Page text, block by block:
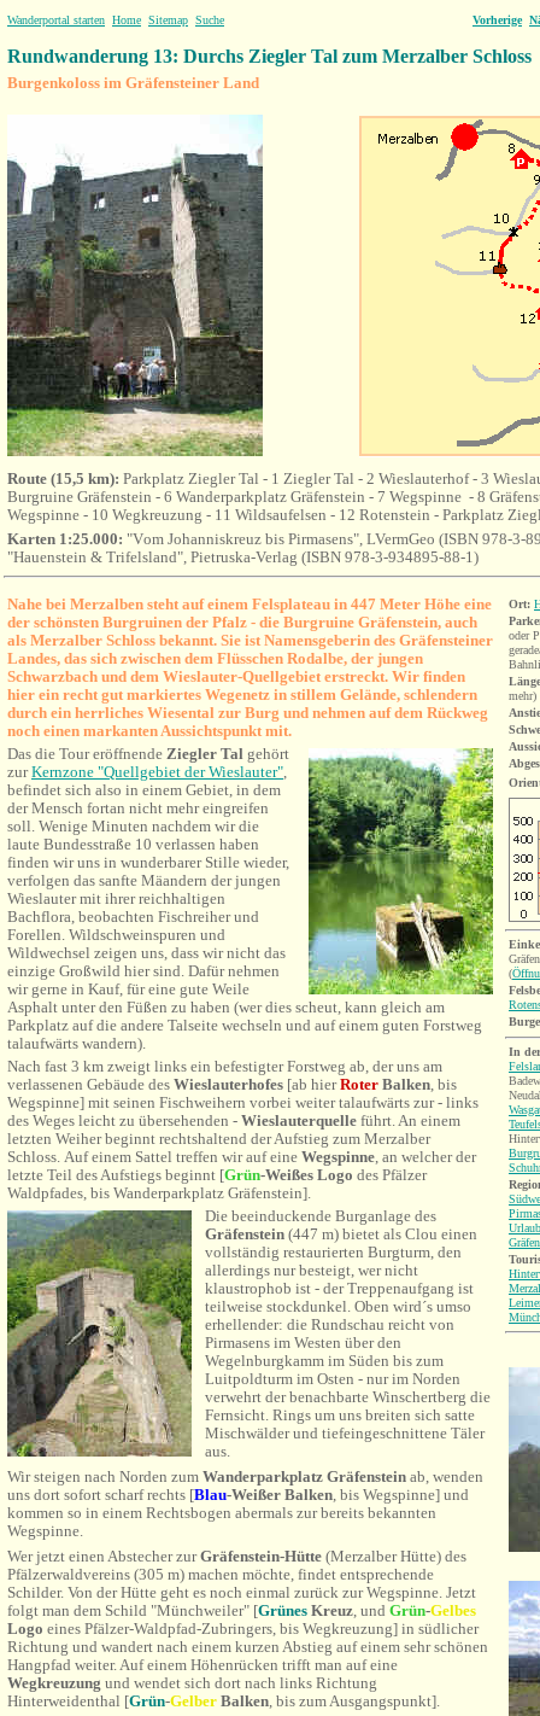
Wanderportal starten Home Sitemap Suche Vorherige
Rundwanderung 13: Durchs Ziegler Tal zum Merzalber Schloss
Burgenkoloss im Gräfensteiner Land
Route (15,5 km): Parkplatz Ziegler Tal - 1 Ziegler Tal - 2 Wieslauterhof - 3
Burgruine Gräfenstein - 6 Wanderparkplatz Gräfenstein - 7 Wegspinne - 8
Wegspinne - 10 Wegkreuzung - 11 Wildsaufelsen - 12 Rotenstein - Parkplatz
Karten 1:25.000: "Vom Johanniskreuz bis Pirmasens", LVermGeo (ISBN 978-3-
"Hauenstein & Trifelsland", Pietruska-Verlag (ISBN 978-3-934895-88-1)
Nahe bei Merzalben steht auf einem Felsplateau in 447 Meter Höhe eine
der schönsten Burgruinen der Pfalz - die Burgruine Gräfenstein, auch
als Merzalber Schloss bekannt. Sie ist Namensgeberin des Gräfensteiner
Landes, das sich zwischen dem Flüsschen Rodalbe, der jungen
Schwarzbach und dem Wieslauter-Quellgebiet erstreckt. Wir finden
hier ein recht gut markiertes Wegenetz in stillem Gelände, schlendern
durch ein herrliches Wiesental zur Burg und nehmen auf dem Rückweg
noch einen markanten Aussichtspunkt mit.
Das die Tour eröffnende Ziegler Tal gehört
zurKernzone "Quellgebiet der Wieslauter",
befindet sich also in einem Gebiet, in dem
der Mensch fortan nicht mehr eingreifen
soll. Wenige Minuten nachdem wir die
laute Bundesstraße 10 verlassen haben
finden wir uns in wunderbarer Stille wieder,
verfolgen das sanfte Mäandern der jungen
Wieslauter mit ihrer reichhaltigen
Bachflora, beobachten Fischreiher und
Forellen. Wildschweinspuren und
Wildwechsel zeigen uns, dass wir nicht das
einzige Großwild hier sind. Dafür nehmen
wir gerne in Kauf, für eine gute Weile
Asphalt unter den Füßen zu haben (wer dies scheut, kann gleich am
Parkplatz auf die andere Talseite wechseln und auf einem guten Forstweg
talaufwärts wandern).
Nach fast 3 km zweigt links ein befestigter Forstweg ab, der uns am
verlassenen Gebäude des Wieslauterhofes [ab hierRoter Balken, bis
Wegspinne] mit seinen Fischweihern vorbei weiter talaufwärts zur - links
des Weges leicht zu übersehenden - Wieslauterquelle führt. An einem
letzten Weiher beginnt rechtshaltend der Aufstieg zum Merzalber
Schloss. Auf einem Sattel treffen wir auf eine Wegspinne, an welcher der
letzte Teil des Aufstiegs beginnt [Grün-Weißes Logo des Pfälzer
Waldpfades, bis Wanderparkplatz Gräfenstein].
Die beeinduckende Burganlage des
Gräfenstein (447 m) bietet als Clou einen
vollständig restaurierten Burgturm, den
allerdings nur besteigt, wer nicht
klaustrophob ist - der Treppenaufgang ist
teilweise stockdunkel. Oben wird´s umso
erhellender: die Rundschau reicht von
Pirmasens im Westen über den
Wegelnburgkamm im Süden bis zum
Luitpoldturm im Osten - nur im Norden
verwehrt der benachbarte Winschertberg die
Fernsicht. Rings um uns breiten sich satte
Mischwälder und tiefeingeschnittene Täler
aus.
Wir steigen nach Norden zum Wanderparkplatz Gräfenstein ab, wenden
uns dort sofort scharf rechts [Blau-Weißer Balken, bis Wegspinne] und
kommen so in einem Rechtsbogen abermals zur bereits bekannten
Wegspinne.
Wer jetzt einen Abstecher zurGräfenstein-Hütte (Merzalber Hütte) des
Pfälzerwaldvereins (305 m) machen möchte, findet entsprechende
Schilder. Von der Hütte geht es noch einmal zurück zur Wegspinne. Jetzt
folgt man dem Schild "Münchweiler" [Grünes Kreuz, und Grün-Gelbes
Logo eines Pfälzer-Waldpfad-Zubringers, bis Wegkreuzung] in südlicher
Richtung und wandert nach einem kurzen Abstieg auf einem sehr schönen
Hangpfad weiter. Auf einem Höhenrücken trifft man auf eine
Wegkreuzung und wendet sich dort nach links Richtung
Hinterweidenthal [Grün-Gelber Balken, bis zum Ausgangspunkt].
Ort:
oder
mehr)
(
In